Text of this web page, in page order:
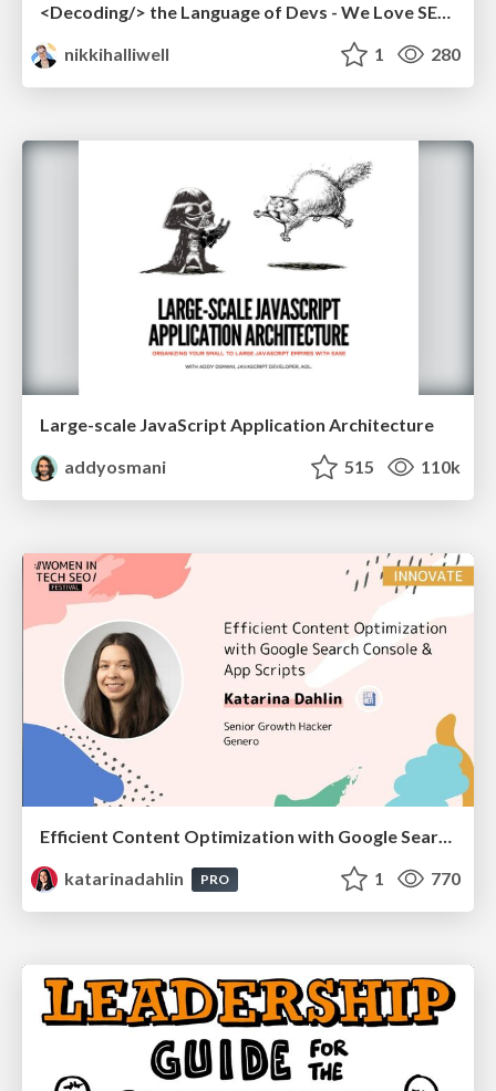
<Decoding/> the Language of Devs - We Love SEO 2024
nikkihalliwell
1 280
Large-scale JavaScript Application Architecture
addyosmani
515 110k
Efficient Content Optimization with Google Search Console & Apps Script
katarinadahlin
PRO 1 770